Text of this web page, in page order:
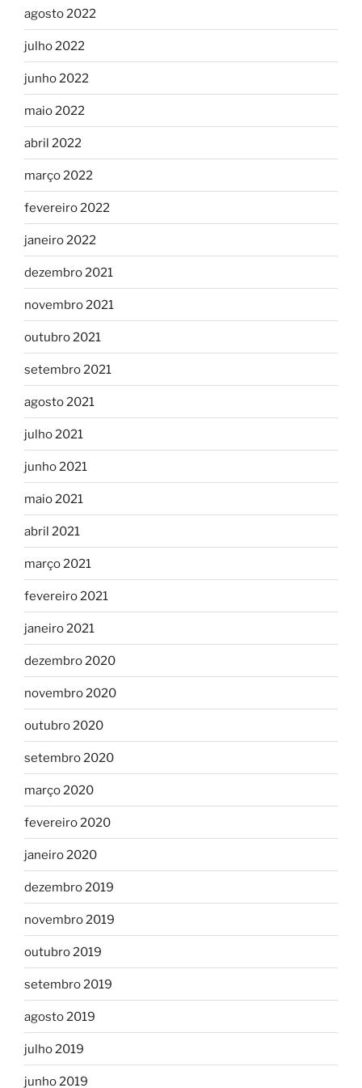
agosto 2022
julho 2022
junho 2022
maio 2022
abril 2022
março 2022
fevereiro 2022
janeiro 2022
dezembro 2021
novembro 2021
outubro 2021
setembro 2021
agosto 2021
julho 2021
junho 2021
maio 2021
abril 2021
março 2021
fevereiro 2021
janeiro 2021
dezembro 2020
novembro 2020
outubro 2020
setembro 2020
março 2020
fevereiro 2020
janeiro 2020
dezembro 2019
novembro 2019
outubro 2019
setembro 2019
agosto 2019
julho 2019
junho 2019